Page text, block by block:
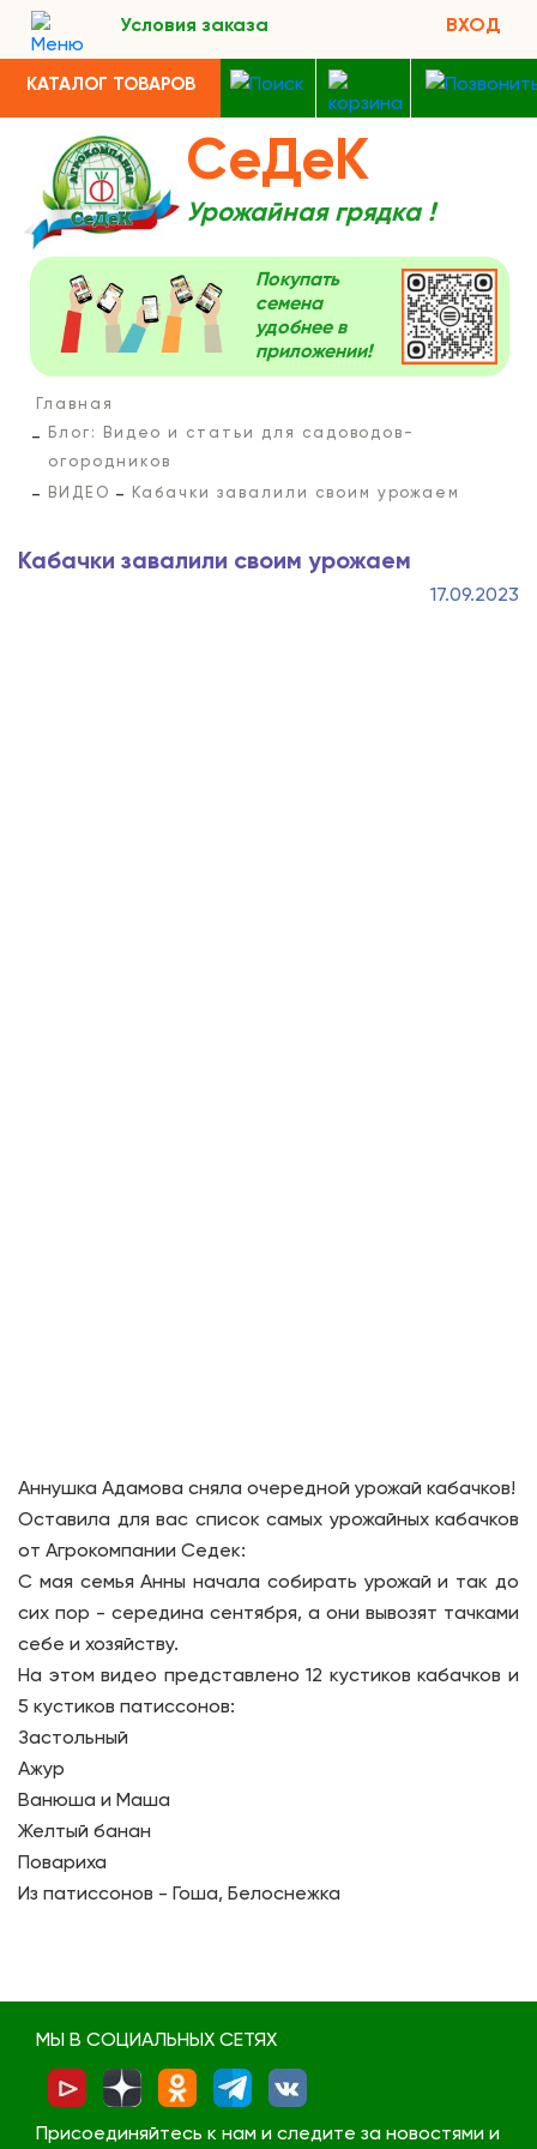
Условия заказа ВХОД
КАТАЛОГ ТОВАРОВ
СеДеК
Урожайная грядка !
Покупать
семена
удобнее в
приложении!
Главная
Блог: Видео и статьи для садоводов-
огородников
ВИДЕО
Кабачки завалили своим урожаем
Кабачки завалили своим урожаем
17.09.2023
Аннушка Адамова сняла очередной урожай кабачков!
Оставила для вас список самых урожайных кабачков
от Агрокомпании Седек:
С мая семья Анны начала собирать урожай и так до
сих пор - середина сентября, а они вывозят тачками
себе и хозяйству.
На этом видео представлено 12 кустиков кабачков и
5 кустиков патиссонов:
Застольный
Ажур
Ванюша и Маша
Желтый банан
Повариха
Из патиссонов - Гоша, Белоснежка
МЫ В СОЦИАЛЬНЫХ СЕТЯХ
Присоединяйтесь к нам и следите за новостями и